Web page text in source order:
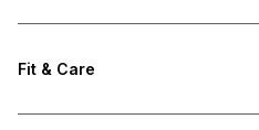
Fit & Care